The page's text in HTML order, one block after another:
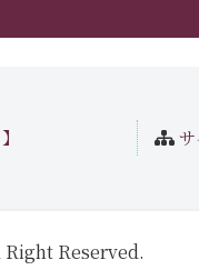
Reserved.